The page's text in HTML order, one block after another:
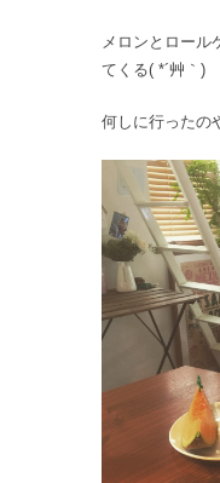
メロンとロール
てくる( *´艸｀)
何しに行ったの